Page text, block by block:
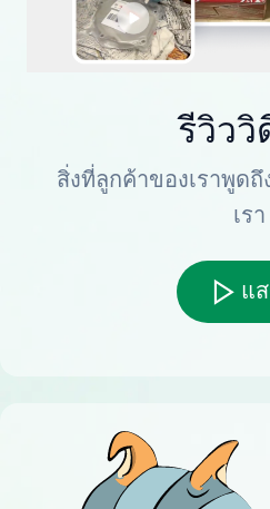
รีวิววิ
สิ่งที่ลูกค้าของเราพูด
เรา
แ